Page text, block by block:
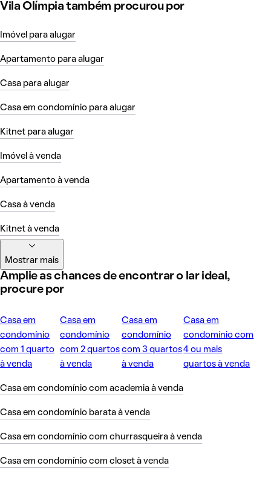
Vila Olímpia também procurou por
Imóvel para alugar
Apartamento para alugar
Casa para alugar
Casa em condomínio para alugar
Kitnet para alugar
Imóvel à venda
Apartamento à venda
Casa à venda
Kitnet à venda
Mostrar mais
Amplie as chances de encontrar o lar ideal,
procure por
Casa em
condomínio
com 1 quarto
à venda
Casa em
condomínio
com 2 quartos
à venda
Casa em
condomínio
com 3 quartos
à venda
Casa em
condomínio com
4 ou mais
quartos à venda
Casa em condomínio com academia à venda
Casa em condomínio barata à venda
Casa em condomínio com churrasqueira à venda
Casa em condomínio com closet à venda